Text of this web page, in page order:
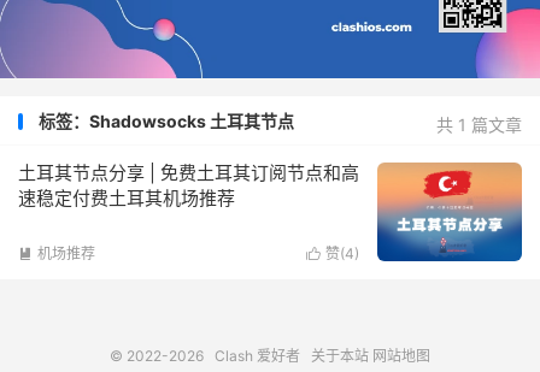
共 1 篇文章
标签：Shadowsocks 土耳其节点
土耳其节点分享 | 免费土耳其订阅节点和高
速稳定付费土耳其机场推荐
 赞(4)
 机场推荐
© 2022-2026 Clash 爱好者 关于本站 网站地图